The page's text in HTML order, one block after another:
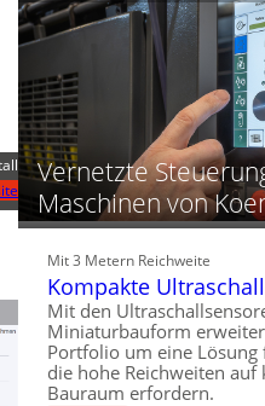
r
o
d
f
ü
r
d
i
e
P
r
o
d
u
n
d
Vernetzte
Maschinen von
Mit 3 Metern Reichweite
Kompakte
Mit den
Miniaturbauform
Portfolio um eine
die hohe Reichweiten auf
Bauraum erfordern.